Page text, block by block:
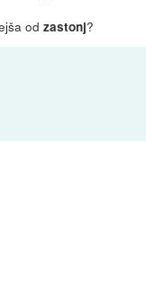
odzastonj?